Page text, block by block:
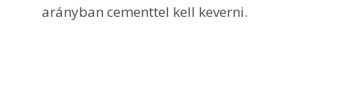
arányban cementtel kell keverni.